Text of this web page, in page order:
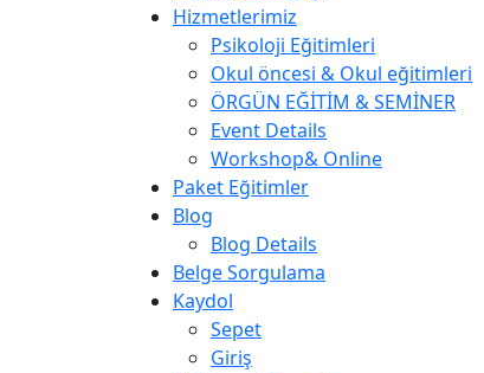
Hizmetlerimiz
Psikoloji Eğitimleri
Okul öncesi & Okul eğitimleri
ÖRGÜN EĞİTİM & SEMİNER
Event Details
Workshop& Online
Paket Eğitimler
Blog
Blog Details
Belge Sorgulama
Kaydol
Sepet
Giriş